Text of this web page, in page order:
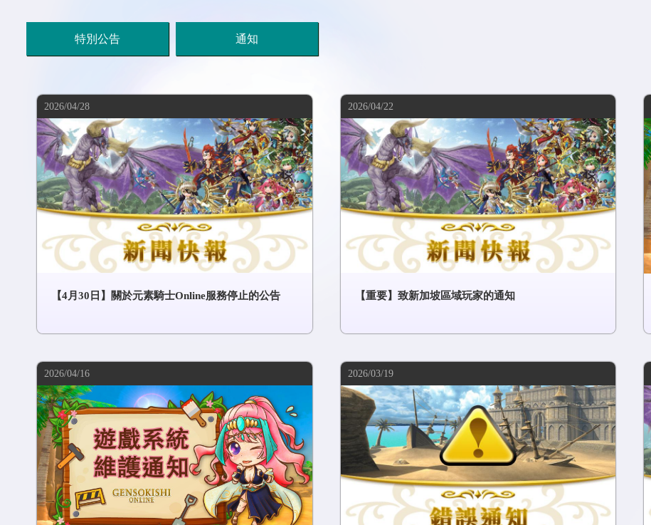
特別公告 通知
2026/04/28
【4月30日】關於元素騎士Online服務停止的公告
2026/04/22
【重要】致新加坡區域玩家的通知
2026/04/16 2026/03/19